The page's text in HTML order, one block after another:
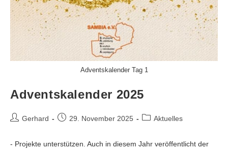
Adventskalender Tag 1
Adventskalender 2025
Gerhard 29. November 2025 Aktuelles
- Projekte unterstützen. Auch in diesem Jahr veröffentlicht der